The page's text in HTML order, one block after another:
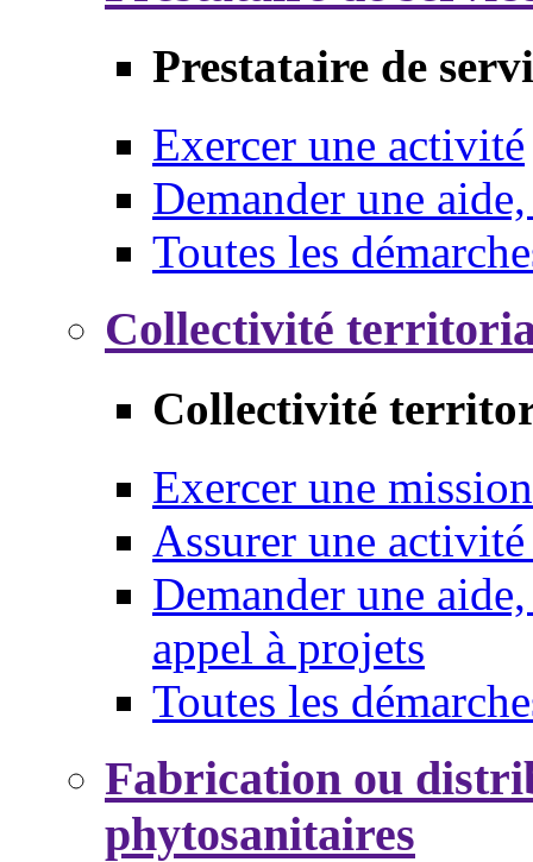
Prestataire de
Exercer une activité
Demander une
Toutes les
Collectivité
Collectivité
Exercer une mission
Assurer une
Demander une
appel à projets
Toutes les
Fabrication ou
phytosanitaires